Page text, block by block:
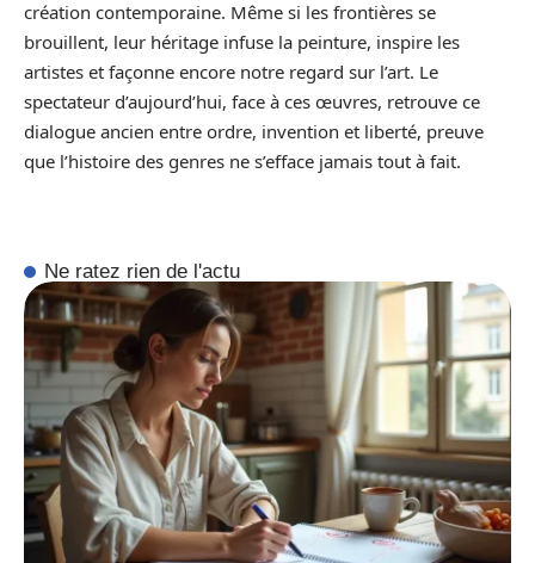
création contemporaine. Même si les frontières se
brouillent, leur héritage infuse la peinture, inspire les
artistes et façonne encore notre regard sur l’art. Le
spectateur d’aujourd’hui, face à ces œuvres, retrouve ce
dialogue ancien entre ordre, invention et liberté, preuve
que l’histoire des genres ne s’efface jamais tout à fait.
Ne ratez rien de l'actu